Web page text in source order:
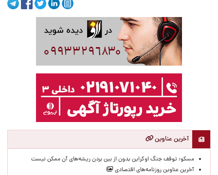
آخرین عناوین
مسکو: توقف جنگ اوکراین بدون از بین بردن ریشه‌های آن ممکن نیست
آخرین عناوین روزنامه‌های اقتصادی